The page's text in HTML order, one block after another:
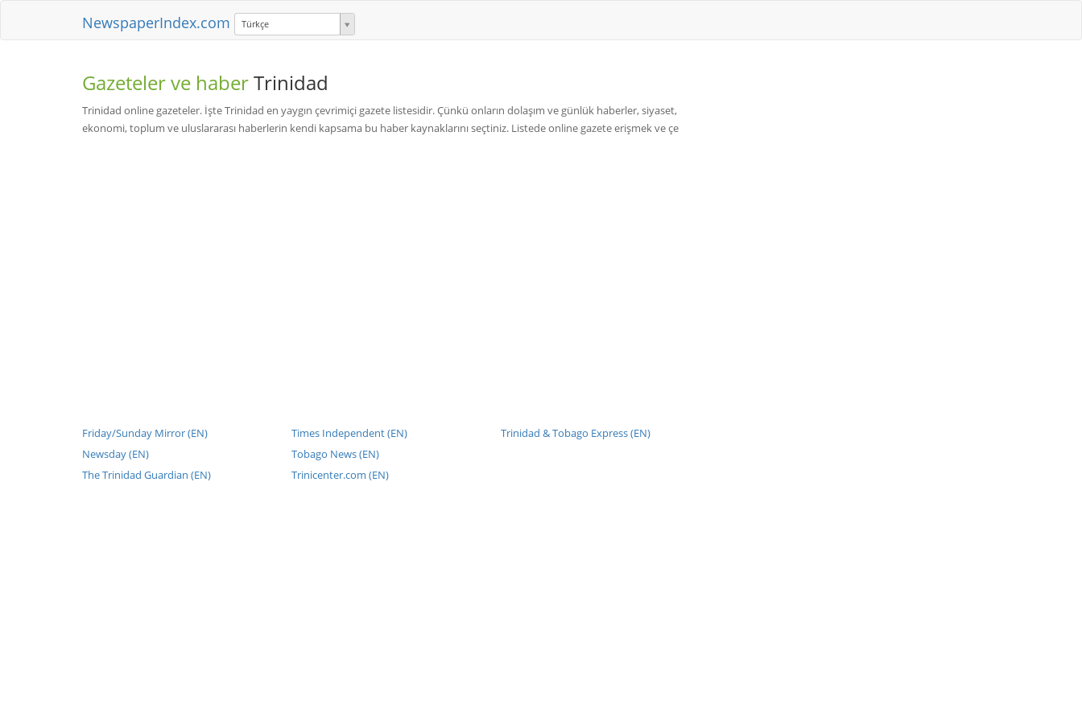
NewspaperIndex.com Türkçe
Gazeteler ve haberTrinidad
Trinidad online gazeteler. İşte Trinidad en yaygın çevrimiçi gazete listesidir. Çünkü onların dolaşım ve günlük haberler, siyaset,
ekonomi, toplum ve uluslararası haberlerin kendi kapsama bu haber kaynaklarını seçtiniz. Listede online gazete erişmek ve çe
Friday/Sunday Mirror (EN)
Newsday (EN)
The Trinidad Guardian (EN)
Times Independent (EN)
Tobago News (EN)
Trinicenter.com (EN)
Trinidad & Tobago Express (EN)